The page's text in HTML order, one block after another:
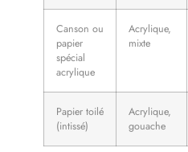
Canson ou
papier
spécial
acrylique
Acrylique,
mixte
Papier toilé
(intissé)
Acrylique,
gouache